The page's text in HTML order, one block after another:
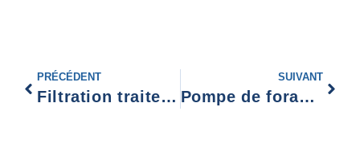
PRÉCÉDENT
Filtration traitement d’eau Valenciennes
SUIVANT
Pompe de forage Foumies